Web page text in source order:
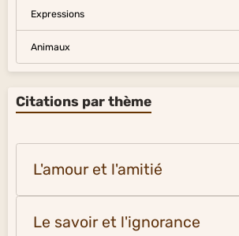
Expressions
Animaux
Citations par thème
L'amour et l'amitié
Le savoir et l'ignorance